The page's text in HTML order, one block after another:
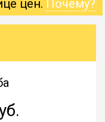
цен. Почему?